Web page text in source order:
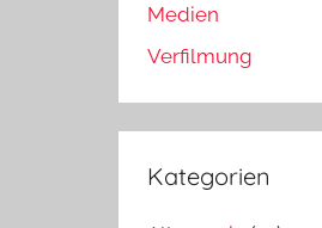
Medien
Verfilmung
Kategorien